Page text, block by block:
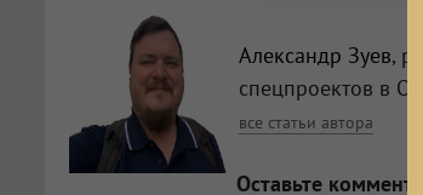
Александр Зуев,
спецпроектов в
все статьи автора
Оставьте